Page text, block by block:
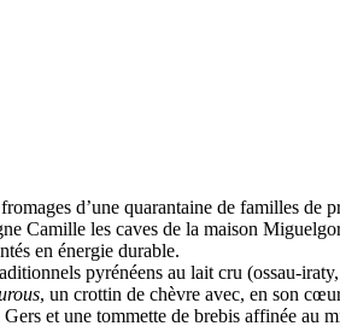
d’une quarantaine de familles de
Camille les caves de la maison
en énergie durable.
pyrénéens au lait cru (ossau-
, un crottin de chèvre avec, en son
et une tommette de brebis affinée au